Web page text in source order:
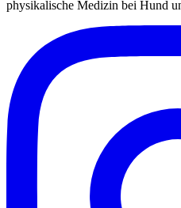
physikalische Medizin bei Hund